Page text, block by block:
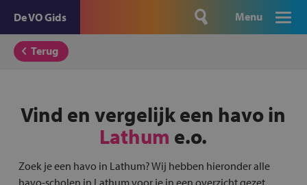
De VO Gids Menu
Terug
Vind en vergelijk een havo in
Lathum e.o.
Zoek je een havo in Lathum? Wij hebben hieronder alle
havo-scholen in Lathum voor je in een overzicht gezet.